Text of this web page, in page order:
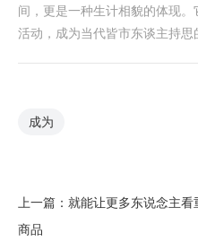
间，更是一种生计相貌的体现
活动，成为当代皆市东谈主持思
成为
上一篇： 就能让更多东说念主
商品